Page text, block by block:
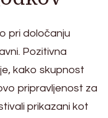
pri določanju
Pozitivna
kako skupnost
pripravljenost za
prikazani kot